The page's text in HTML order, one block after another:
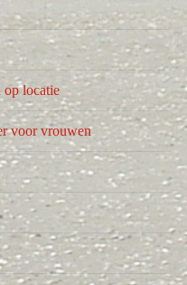
op locatie
voor vrouwen